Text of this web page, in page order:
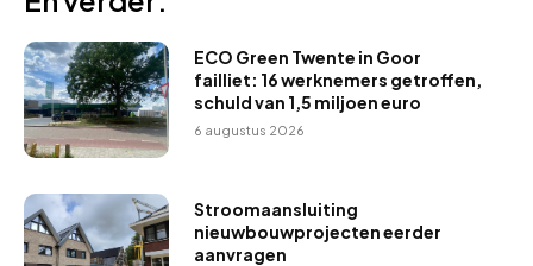
e
l
e
r
o
s
p
e
l
r
ECO Green Twente in Goor
failliet: 16 werknemers getroffen,
schuld van 1,5 miljoen euro
6 augustus 2026
Stroomaansluiting
nieuwbouwprojecten eerder
aanvragen